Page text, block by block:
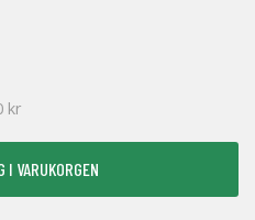
kr
I VARUKORGEN